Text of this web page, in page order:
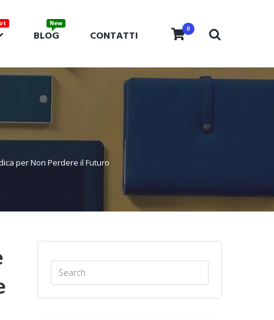
BLOG CONTATTI 0
per Non Perdere il Futuro